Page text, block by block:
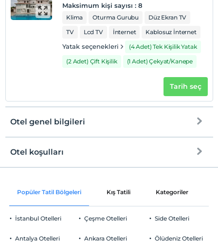
Haritada Göster
Otel koşulları
Evcil hayvan barınabilir
Sigara
Odalarda sigara içilmez
Maksimum kişi sayısı : 8
Klima Oturma Gurubu
Düz Ekran TV
TV
Lcd TV İnternet Kablosuz İnternet
Yatak seçenekleri
(4 Adet) Tek Kişilik Yatak
(2 Adet) Çift Kişilik
(1 Adet) Çekyat/Kanepe
Tarih seç
Otel genel bilgileri
Ortak alanlar ve tüm odalar
Otel koşulları
Check/in
Check/out
En geç saat 10:00 ve öncesi
Evcil Hayvan
Popüler Tatil Bölgeleri Kış Tatili Kategoriler
İstanbul Otelleri
Antalya Otelleri
Çeşme Otelleri
Ankara Otelleri
Side Otelleri
Ölüdeniz Otelleri